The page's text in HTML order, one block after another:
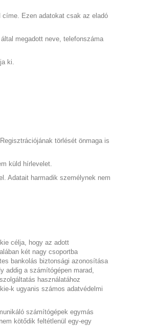
Ezen adatokat csak az eladó
megadott neve, telefonszáma
ki.
törlését önmaga is
küld hírlevelet.
Adatait harmadik személynek nem
célja, hogy az adott
két nagy csoportba
bankolás biztonsági azonosítása
addig a számítógépen marad,
használatához
k ugyanis számos adatvédelmi
számítógépek egymás
kötődik feltétlenül egy-egy